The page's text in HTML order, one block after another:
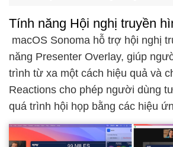
Tính năng Hội nghị truyền
macOS Sonoma hỗ trợ hội nghị
năng Presenter Overlay, giúp
trình từ xa một cách hiệu quả và
Reactions cho phép người dùng
quá trình hội họp bằng các hiệu